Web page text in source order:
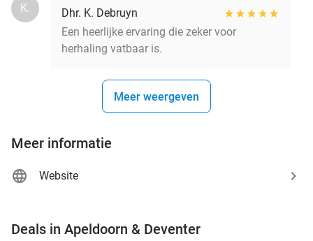
K.
Dhr. K. Debruyn
Een heerlijke ervaring die zeker voor
herhaling vatbaar is.
Meer weergeven
Meer informatie
Website
Deals in Apeldoorn & Deventer